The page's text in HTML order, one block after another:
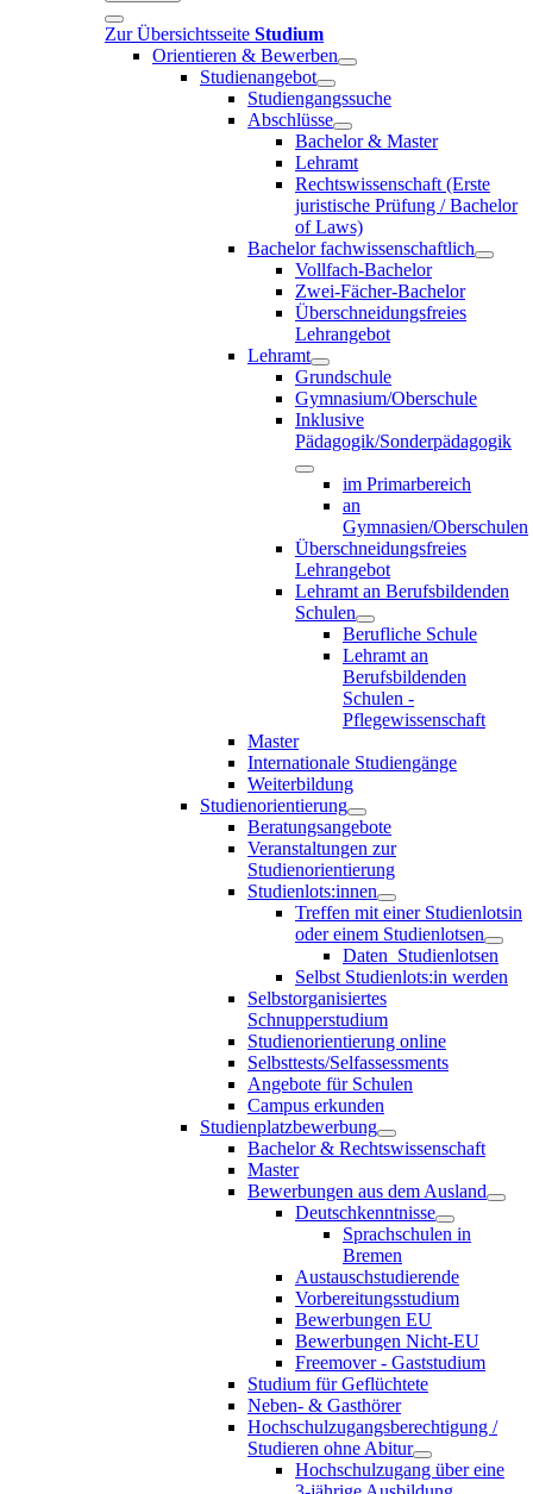
Zur Übersichtsseite Studium
Orientieren & Bewerben
Studienangebot
Studiengangssuche
Abschlüsse
Bachelor & Master
Lehramt
Rechtswissenschaft (Erste
juristische Prüfung / Bachelor
of Laws)
Bachelor fachwissenschaftlich
Vollfach-Bachelor
Zwei-Fächer-Bachelor
Überschneidungsfreies
Lehrangebot
Lehramt
Grundschule
Gymnasium/Oberschule
Inklusive
Pädagogik/Sonderpädagogik
im Primarbereich
an
Gymnasien/Oberschulen
Überschneidungsfreies
Lehrangebot
Lehramt an Berufsbildenden
Schulen
Berufliche Schule
Lehramt an
Berufsbildenden
Schulen -
Pflegewissenschaft
Master
Internationale Studiengänge
Weiterbildung
Studienorientierung
Beratungsangebote
Veranstaltungen zur
Studienorientierung
Studienlots:innen
Treffen mit einer Studienlotsin
oder einem Studienlotsen
Daten_Studienlotsen
Selbst Studienlots:in werden
Selbstorganisiertes
Schnupperstudium
Studienorientierung online
Selbsttests/Selfassessments
Angebote für Schulen
Campus erkunden
Studienplatzbewerbung
Bachelor & Rechtswissenschaft
Master
Bewerbungen aus dem Ausland
Deutschkenntnisse
Sprachschulen in
Bremen
Austauschstudierende
Vorbereitungsstudium
Bewerbungen EU
Bewerbungen Nicht-EU
Freemover - Gaststudium
Studium für Geflüchtete
Neben- & Gasthörer
Hochschulzugangsberechtigung /
Studieren ohne Abitur
Hochschulzugang über eine